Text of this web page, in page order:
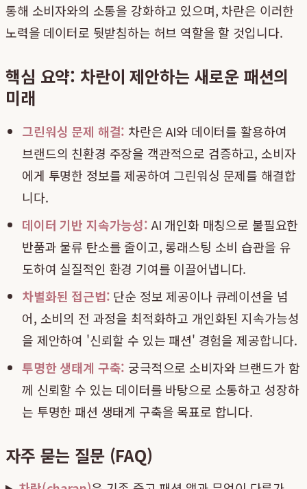
통해 소비자와의 소통을 강화하고 있으며, 차란은 이러한
노력을 데이터로 뒷받침하는 허브 역할을 할 것입니다.
핵심 요약: 차란이 제안하는 새로운 패션의
미래
그린워싱 문제 해결: 차란은 AI와 데이터를 활용하여
브랜드의 친환경 주장을 객관적으로 검증하고, 소비자
에게 투명한 정보를 제공하여 그린워싱 문제를 해결합
니다.
데이터 기반 지속가능성: AI 개인화 매칭으로 불필요한
반품과 물류 탄소를 줄이고, 롱래스팅 소비 습관을 유
도하여 실질적인 환경 기여를 이끌어냅니다.
차별화된 접근법: 단순 정보 제공이나 큐레이션을 넘
어, 소비의 전 과정을 최적화하고 개인화된 지속가능성
을 제안하여 '신뢰할 수 있는 패션' 경험을 제공합니다.
투명한 생태계 구축: 궁극적으로 소비자와 브랜드가 함
께 신뢰할 수 있는 데이터를 바탕으로 소통하고 성장하
는 투명한 패션 생태계 구축을 목표로 합니다.
자주 묻는 질문 (FAQ)